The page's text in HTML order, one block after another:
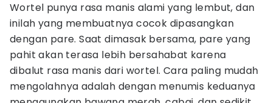
Wortel punya rasa manis alami yang lembut, dan
inilah yang membuatnya cocok dipasangkan
dengan pare. Saat dimasak bersama, pare yang
pahit akan terasa lebih bersahabat karena
dibalut rasa manis dari wortel. Cara paling mudah
mengolahnya adalah dengan menumis keduanya